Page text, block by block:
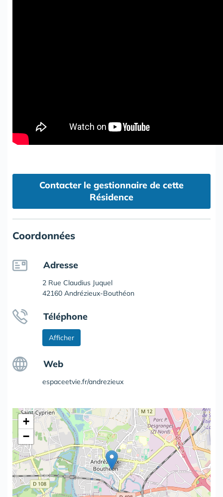
Contacter le gestionnaire de cette
Résidence
Coordonnées
Adresse
2 Rue Claudius Juquel
42160 Andrézieux-Bouthéon
Téléphone
Afficher
Web
espaceetvie.fr/andrezieux
+
−